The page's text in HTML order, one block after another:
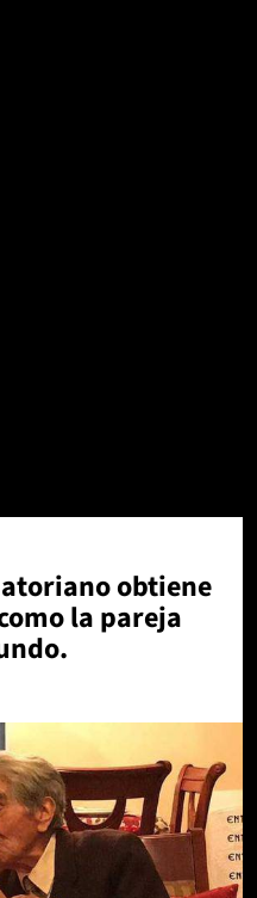
obtiene
la pareja